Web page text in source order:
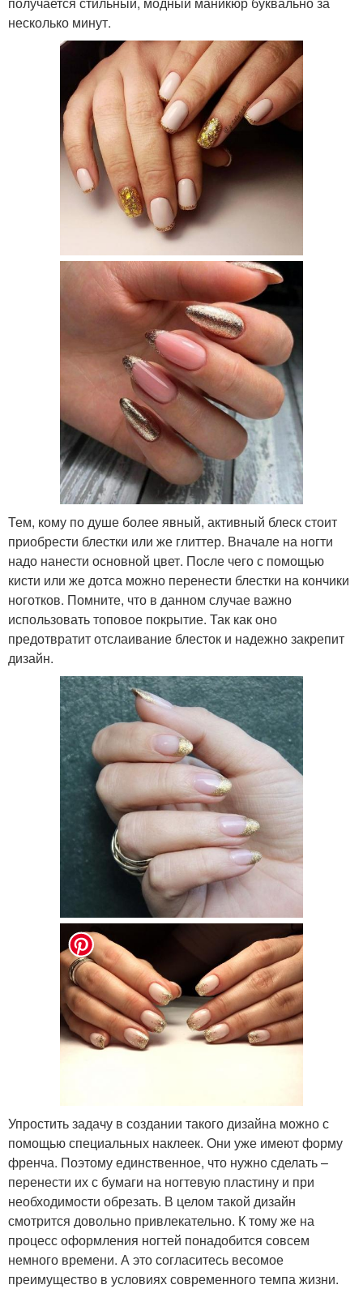
несколько минут.
Тем, кому по душе более явный, активный блеск стоит
приобрести блестки или же глиттер. Вначале на ногти
надо нанести основной цвет. После чего с помощью
кисти или же дотса можно перенести блестки на кончики
ноготков. Помните, что в данном случае важно
использовать топовое покрытие. Так как оно
предотвратит отслаивание блесток и надежно закрепит
дизайн.
Упростить задачу в создании такого дизайна можно с
помощью специальных наклеек. Они уже имеют форму
френча. Поэтому единственное, что нужно сделать –
перенести их с бумаги на ногтевую пластину и при
необходимости обрезать. В целом такой дизайн
смотрится довольно привлекательно. К тому же на
процесс оформления ногтей понадобится совсем
немного времени. А это согласитесь весомое
преимущество в условиях современного темпа жизни.